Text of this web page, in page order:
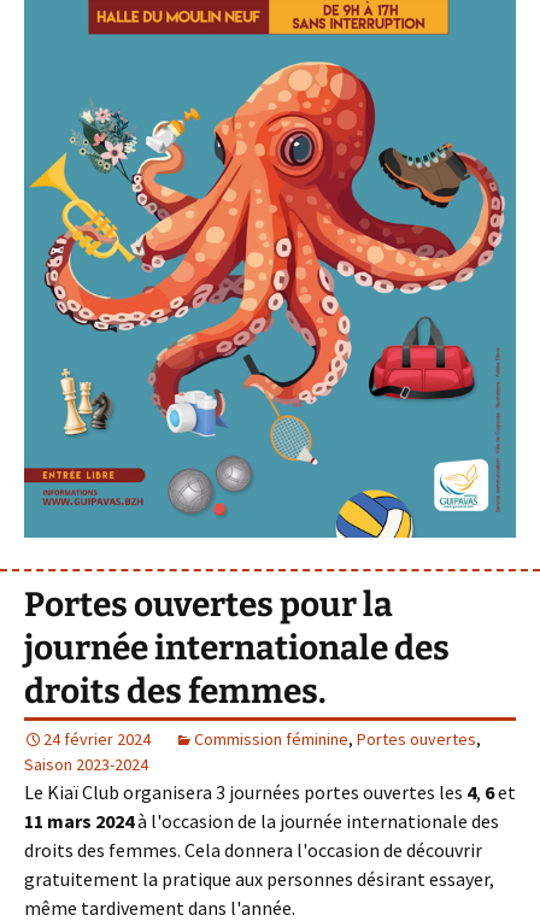
Portes ouvertes pour la
journée internationale des
droits des femmes.
24 février 2024 Commission féminine, Portes ouvertes,
Saison 2023-2024
Le Kiaï Club organisera 3 journées portes ouvertes les 4, 6et
11 mars 2024à l'occasion de la journée internationale des
droits des femmes. Cela donnera l'occasion de découvrir
gratuitement la pratique aux personnes désirant essayer,
même tardivement dans l'année.